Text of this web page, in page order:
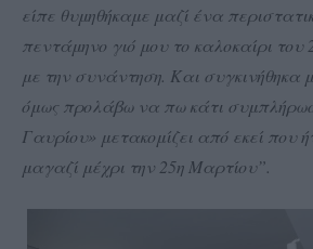
είπε θυμηθήκαμε μαζί ένα
πεντάμηνο γιό μου το καλοκαίρι
με την συνάντηση. Και συγκινήθηκα
όμως προλάβω να πω κάτι
Γαυρίου» μετακομίζει από εκεί που
μαγαζί μέχρι την 25η Μαρτίου”.